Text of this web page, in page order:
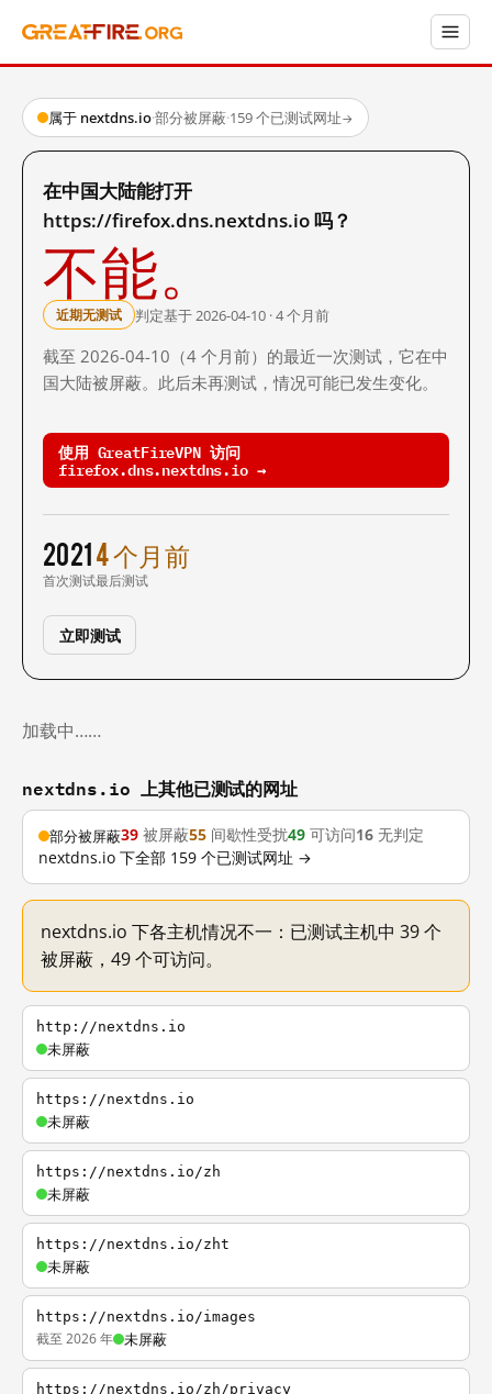
属于 nextdns.io·部分被屏蔽·159 个已测试网址→
在中国大陆能打开
https://firefox.dns.nextdns.io 吗？
不能。
近期无测试 判定基于 2026-04-10 · 4 个月前
截至 2026-04-10（4 个月前）的最近一次测试，它在中
国大陆被屏蔽。此后未再测试，情况可能已发生变化。
使用 GreatFireVPN 访问
firefox.dns.nextdns.io →
2021
首次测试
4 个月前
最后测试
立即测试
加载中……
nextdns.io 上其他已测试的网址
部分被屏蔽39 被屏蔽55 间歇性受扰49 可访问16 无判定
nextdns.io 下全部 159 个已测试网址 →
nextdns.io 下各主机情况不一：已测试主机中 39 个
被屏蔽，49 个可访问。
http://nextdns.io
未屏蔽
https://nextdns.io
未屏蔽
https://nextdns.io/zh
未屏蔽
https://nextdns.io/zht
未屏蔽
https://nextdns.io/images
截至 2026 年 未屏蔽
https://nextdns.io/zh/privacy